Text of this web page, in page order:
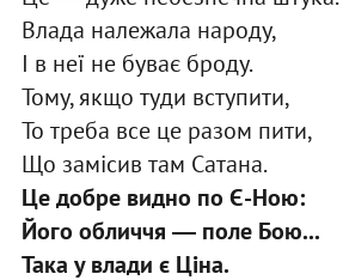
Влада належала народу,
I в неї не буває броду.
Тому, якщо туди вступити,
То треба все це разом пити,
Що замiсив там Сатана.
Це добре видно по Є-Ною:
Його обличчя ― поле Бою...
Така у влади є Цiна.